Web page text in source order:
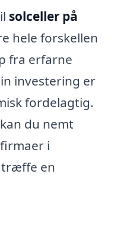
solceller på
hele forskellen
fra erfarne
investering er
fordelagtig.
du nemt
i
træffe en